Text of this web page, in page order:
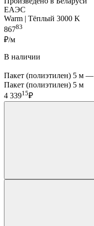
ЕАЭС
Warm | Тёплый 3000 K
86783
₽/м
В наличии
Пакет (полиэтилен) 5 м —
Пакет (полиэтилен) 5 м
4 33915₽